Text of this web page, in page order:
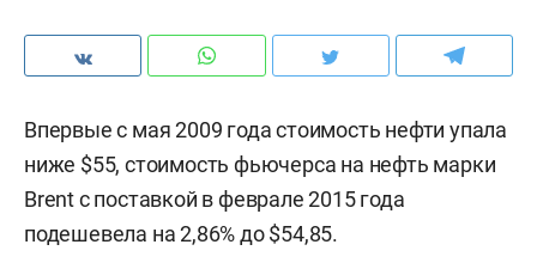
Впервые с мая 2009 года стоимость нефти упала
ниже $55, стоимость фьючерса на нефть марки
Brent с поставкой в феврале 2015 года
подешевела на 2,86% до $54,85.